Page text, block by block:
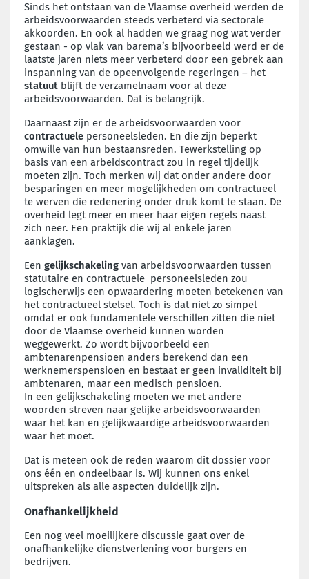
Sinds het ontstaan van de Vlaamse overheid werden de
arbeidsvoorwaarden steeds verbeterd via sectorale
akkoorden. En ook al hadden we graag nog wat verder
gestaan - op vlak van barema’s bijvoorbeeld werd er de
laatste jaren niets meer verbeterd door een gebrek aan
inspanning van de opeenvolgende regeringen – het
statuut blijft de verzamelnaam voor al deze
arbeidsvoorwaarden. Dat is belangrijk.
Daarnaast zijn er de arbeidsvoorwaarden voor
contractuele personeelsleden. En die zijn beperkt
omwille van hun bestaansreden. Tewerkstelling op
basis van een arbeidscontract zou in regel tijdelijk
moeten zijn. Toch merken wij dat onder andere door
besparingen en meer mogelijkheden om contractueel
te werven die redenering onder druk komt te staan. De
overheid legt meer en meer haar eigen regels naast
zich neer. Een praktijk die wij al enkele jaren
aanklagen.
Een gelijkschakeling van arbeidsvoorwaarden tussen
statutaire en contractuele personeelsleden zou
logischerwijs een opwaardering moeten betekenen van
het contractueel stelsel. Toch is dat niet zo simpel
omdat er ook fundamentele verschillen zitten die niet
door de Vlaamse overheid kunnen worden
weggewerkt. Zo wordt bijvoorbeeld een
ambtenarenpensioen anders berekend dan een
werknemerspensioen en bestaat er geen invaliditeit bij
ambtenaren, maar een medisch pensioen.
In een gelijkschakeling moeten we met andere
woorden streven naar gelijke arbeidsvoorwaarden
waar het kan en gelijkwaardige arbeidsvoorwaarden
waar het moet.
Dat is meteen ook de reden waarom dit dossier voor
ons één en ondeelbaar is. Wij kunnen ons enkel
uitspreken als alle aspecten duidelijk zijn.
Onafhankelijkheid
Een nog veel moeilijkere discussie gaat over de
onafhankelijke dienstverlening voor burgers en
bedrijven.